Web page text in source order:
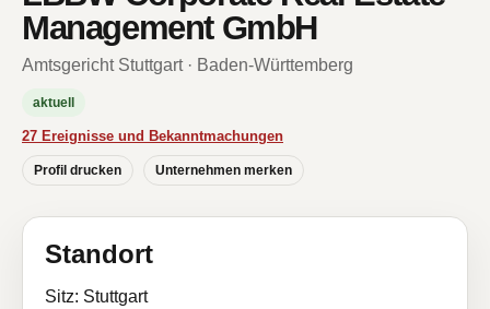
Management GmbH
Amtsgericht Stuttgart · Baden-Württemberg
aktuell
27 Ereignisse und Bekanntmachungen
Profil drucken Unternehmen merken
Standort
Sitz: Stuttgart